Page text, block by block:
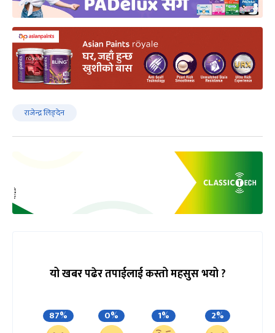
राजेन्द्र लिङ्देन
यो खबर पढेर तपाईलाई कस्तो महसुस भयो ?
87% 0% 1% 2%